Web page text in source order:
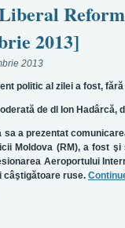
2013]
2013
politic al zilei a fost,
de dl Ion Hadârcă,
sa a prezentat
Moldova (RM), a fost
Aeroportului
câştigătoare ruse.